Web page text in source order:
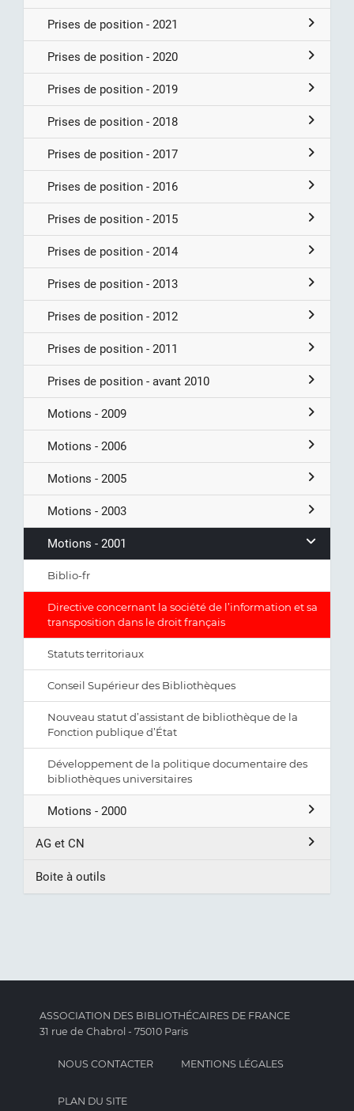
Prises de position - 2021
Prises de position - 2020
Prises de position - 2019
Prises de position - 2018
Prises de position - 2017
Prises de position - 2016
Prises de position - 2015
Prises de position - 2014
Prises de position - 2013
Prises de position - 2012
Prises de position - 2011
Prises de position - avant 2010
Motions - 2009
Motions - 2006
Motions - 2005
Motions - 2003
Motions - 2001
Biblio-fr
Directive concernant la société de l’information et sa
transposition dans le droit français
Statuts territoriaux
Conseil Supérieur des Bibliothèques
Nouveau statut d’assistant de bibliothèque de la
Fonction publique d’État
Développement de la politique documentaire des
bibliothèques universitaires
Motions - 2000
AG et CN
Boite à outils
ASSOCIATION DES BIBLIOTHÉCAIRES DE FRANCE
31 rue de Chabrol - 75010 Paris
NOUS CONTACTER MENTIONS LÉGALES
PLAN DU SITE